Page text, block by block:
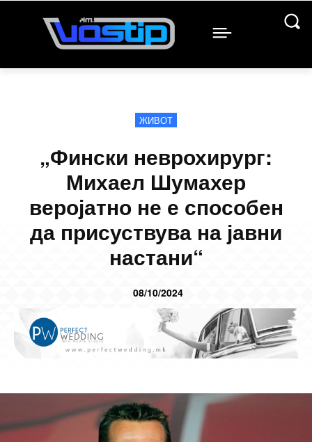
ЖИВОТ
„Фински неврохирург:
Михаел Шумахер
веројатно не е способен
да присуствува на јавни
настани“
08/10/2024